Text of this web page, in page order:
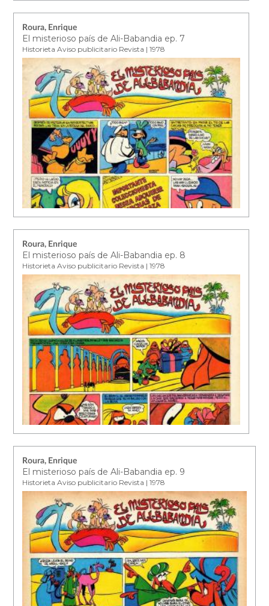
Roura, Enrique
El misterioso país de Ali-Babandia ep. 7
Historieta Aviso publicitario Revista | 1978
Roura, Enrique
El misterioso país de Ali-Babandia ep. 8
Historieta Aviso publicitario Revista | 1978
Roura, Enrique
El misterioso país de Ali-Babandia ep. 9
Historieta Aviso publicitario Revista | 1978